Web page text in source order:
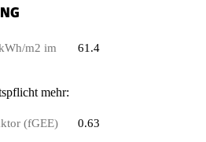
m2 im
61.4
mehr:
(fGEE) 0.63